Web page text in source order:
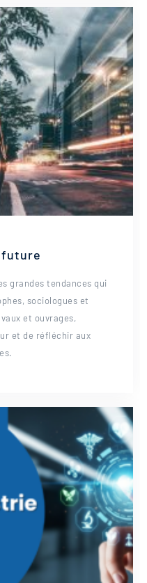
future
grandes tendances qui
sociologues et
et ouvrages,
et de réfléchir aux